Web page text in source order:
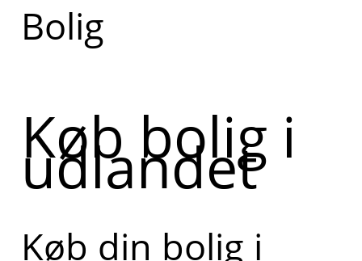
Læs
mere
Bolig
Køb bolig i
udlandet
Køb din bolig i